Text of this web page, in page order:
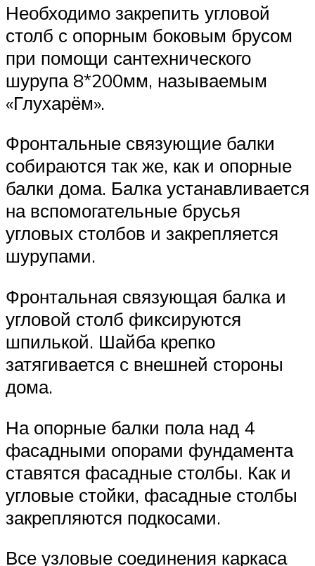
Необходимо закрепить угловой
столб с опорным боковым брусом
при помощи сантехнического
шурупа 8*200мм, называемым
«Глухарём».
Фронтальные связующие балки
собираются так же, как и опорные
балки дома. Балка устанавливается
на вспомогательные брусья
угловых столбов и закрепляется
шурупами.
Фронтальная связующая балка и
угловой столб фиксируются
шпилькой. Шайба крепко
затягивается с внешней стороны
дома.
На опорные балки пола над 4
фасадными опорами фундамента
ставятся фасадные столбы. Как и
угловые стойки, фасадные столбы
закрепляются подкосами.
Все узловые соединения каркаса